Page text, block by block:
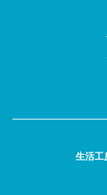
生活工